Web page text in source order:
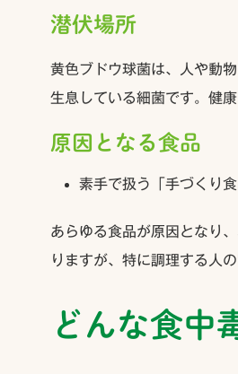
潜伏場所
黄色ブドウ球菌は、人や動
生息している細菌です。健
原因となる食品
素手で扱う 「手づくり食
あらゆる食品が原因となり
りますが、特に調理する人
どんな食中